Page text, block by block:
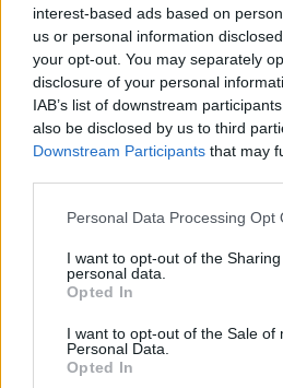
interest-based ads based on
us or personal information
your opt-out. You may separately
disclosure of your personal
IAB’s list of downstream
also be disclosed by us to third
Downstream Participants that may
Please note that this website/app
not limited to your visit or usage
grant or deny consent to Google
use your data for below specified
consent section.
Personal Data Processing Opt
I want to opt-out of the
personal data.
Opted In
I want to opt-out of the Sale of
Personal Data.
Opted In